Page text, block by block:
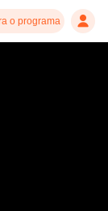
o programa